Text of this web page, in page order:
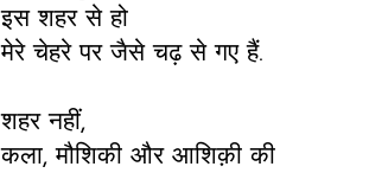
इस शहर से हो
मेरे चेहरे पर जैसे चढ़ से गए हैं.
शहर नहीं,
कला, मौशिकी और आशिक़ी की